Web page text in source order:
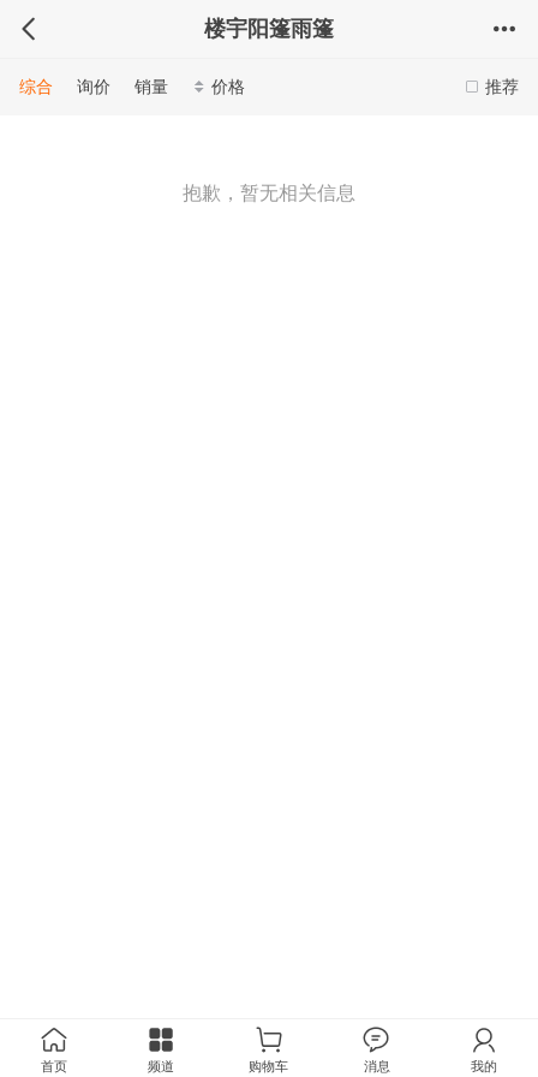
楼宇阳篷雨篷
推荐
综合 询价 销量 价格
抱歉，暂无相关信息
首页 频道 购物车 消息 我的